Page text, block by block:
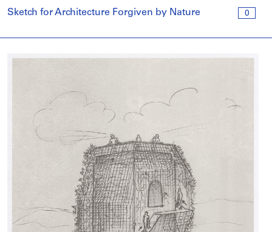
0
Sketch for Architecture Forgiven by Nature